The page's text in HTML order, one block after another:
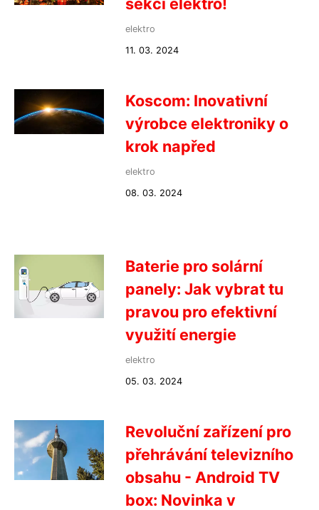
elektro
11. 03. 2024
Koscom: Inovativní
výrobce elektroniky o
krok napřed
elektro
08. 03. 2024
Baterie pro solární
panely: Jak vybrat tu
pravou pro efektivní
využití energie
elektro
05. 03. 2024
Revoluční zařízení pro
přehrávání televizního
obsahu - Android TV
box: Novinka v